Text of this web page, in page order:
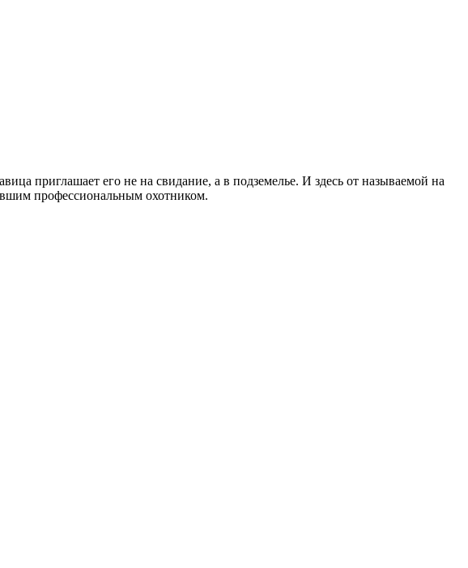
приглашает его не на свидание, а в подземелье. И здесь от называемой на
профессиональным охотником.